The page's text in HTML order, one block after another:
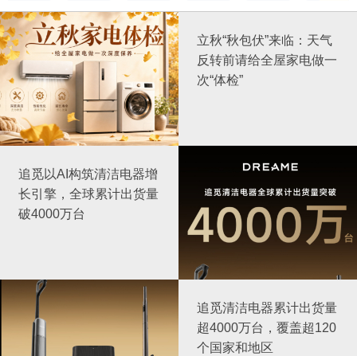
立秋“秋包伏”来临：天气
反转前请给全屋家电做一
次“体检”
追觅以AI构筑清洁电器增
长引擎，全球累计出货量
破4000万台
追觅清洁电器累计出货量
超4000万台，覆盖超120
个国家和地区